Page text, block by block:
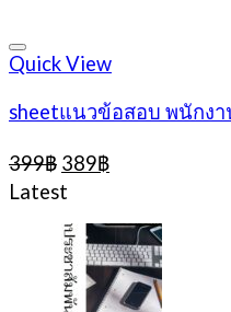
Quick View
sheetแนวข้อสอบ พนักง
399฿ Original
price
was:
399฿.
389฿Current
389฿.
Latest